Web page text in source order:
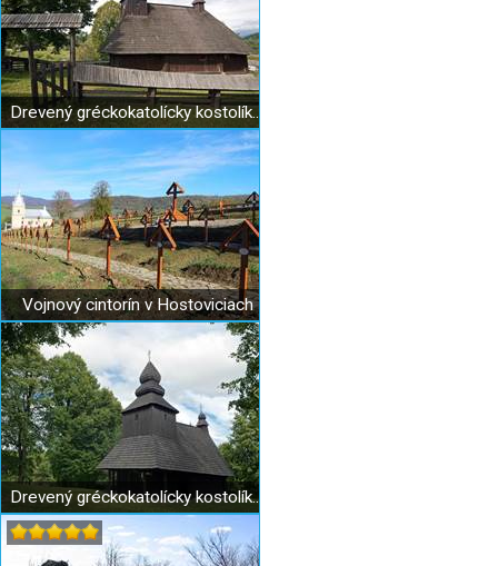
Drevený gréckokatolícky kostolík Hrabová Roztoka
Vojnový cintorín v Hostoviciach
Drevený gréckokatolícky kostolík Ruská Bystrá